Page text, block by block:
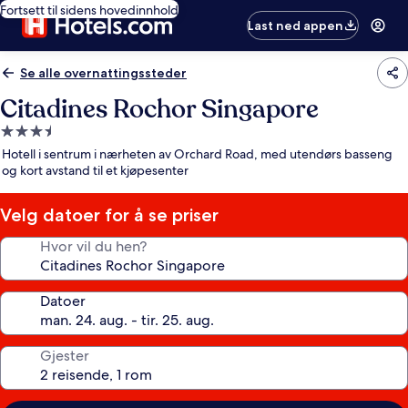
Fortsett til sidens hovedinnhold
Last ned appen
Se alle overnattingssteder
Citadines Rochor Singapore
Overnattingssted
med
3.5
stjerner
Hotell i sentrum i nærheten av Orchard Road, med utendørs basseng
og kort avstand til et kjøpesenter
Velg datoer for å se priser
Hvor vil du hen?
Datoer
Gjester